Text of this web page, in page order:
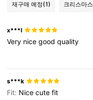
재구매 예정(1) 크리스마스
x***l
Very nicegoodquality
s***k
Fit: Nicecutefit